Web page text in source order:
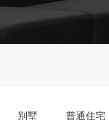
别墅 普通住宅